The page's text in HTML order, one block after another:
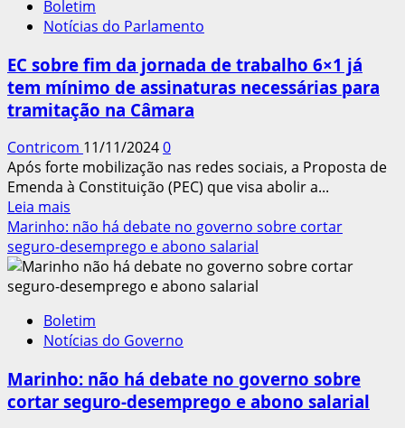
Boletim
Notícias do Parlamento
EC sobre fim da jornada de trabalho 6×1 já
tem mínimo de assinaturas necessárias para
tramitação na Câmara
Contricom 11/11/20240
Após forte mobilização nas redes sociais, a Proposta de
Emenda à Constituição (PEC) que visa abolir a...
Leia mais
mais
sobre
EC
sobre
da
jornada
trabalho
6×1
Marinho: não há debate no governo sobre cortar
seguro-desemprego e abono salarial
Boletim
Notícias do Governo
Marinho: não há debate no governo sobre
cortar seguro-desemprego e abono salarial